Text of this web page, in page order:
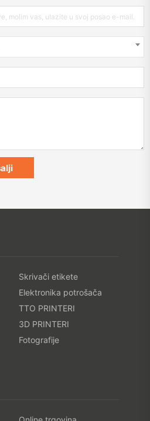
Skrivači etikete
Elektronika potrošača
TTO PRINTERI
3D PRINTERI
Fotografije